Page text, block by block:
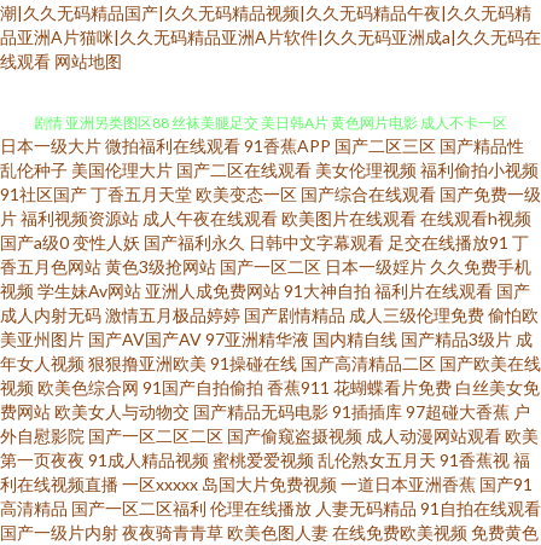
潮|久久无码精品国产|久久无码精品视频|久久无码精品午夜|久久无码精
品亚洲A片猫咪|久久无码精品亚洲A片软件|久久无码亚洲成a|久久无码在
线观看 网站地图
人妻性交影院 人妻久久精品成人 欧美成人性爱综合 国产专区路线 91啦国产
在线 91人妻国产 亚洲人人鲁 日本操逼片电影 老司机福利导航网 成人轮奸合
集网 变态另类资源 91超碰伊人在线 五月香蕉91 青娱乐青青草91 美女网站在
线观看 人人肏艹 麻豆小视频 国语对白在线播放 黄色91app 福利导航第一站
超碰九7 91视频线上网站 91黑丝美女 亚洲色图成人套图 91工厂视频网站 网
站美女色色欧美 欧美性爱伊人 欧美伦理 黄色视频久久 国产成人传媒熟 超碰
中文人妻 91人妻字幕 午夜刺激av片 人妻人妇200篇 精品国语逼 国产精品第
二页 97激情理论 先锋成人网 伊人性爱 99热超碰免费 福利影院最新网址 欧美
日本一级大片微拍福利在线观看91香蕉APP 国产二区三区 国产精品性
乱伦种子 美国伦理大片 国产二区在线观看 美女伦理视频福利偷拍小视频
91社区国产丁香五月天堂欧美变态一区 国产综合在线观看 国产免费一级
片福利视频资源站 成人午夜在线观看欧美图片在线观看在线观看h视频
国产a级0变性人妖 国产福利永久 日韩中文字幕观看 足交在线播放91 丁
香五月色网站黄色3级抢网站 国产一区二区 日本一级婬片 久久免费手机
视频学生妹Av网站 亚洲人成免费网站91大神自拍 福利片在线观看 国产
成人内射无码激情五月极品婷婷 国产剧情精品 成人三级伦理免费偷怕欧
美亚州图片 国产AV国产AV97亚洲精华液 国内精自线 国产精品3级片 成
年女人视频狠狠撸亚洲欧美 91操碰在线 国产高清精品二区 国产欧美在线
视频欧美色综合网 91国产自拍偷拍 香蕉911 花蝴蝶看片免费 白丝美女免
费网站欧美女人与动物交 国产精品无码电影91插插库97超碰大香蕉 户
外自慰影院 国产一区二区二区 国产偷窥盗摄视频 成人动漫网站观看欧美
第一页夜夜 91成人精品视频蜜桃爱爱视频乱伦熟女五月天 91香蕉视福
利在线视频直播一区xxxxx 岛国大片免费视频一道日本亚洲香蕉 国产91
高清精品 国产一区二区福利 伦理在线播放 人妻无码精品 91自拍在线观看
国产一级片内射夜夜骑青青草欧美色图人妻在线免费欧美视频免费黄色